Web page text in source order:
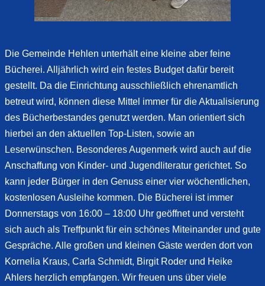
Die Gemeinde Hehlen unterhält eine kleine aber feine
Bücherei. Alljährlich wird ein festes Budget dafür bereit
gestellt. Da die Einrichtung ausschließlich ehrenamtlich
betreut wird, können diese Mittel immer für die Aktualisierung
des Bücherbestandes genutzt werden. Man orientiert sich
hierbei an den aktuellen Top-Listen, sowie an
Leserwünschen. Besonderes Augenmerk wird auch auf die
Anschaffung von Kinder- und Jugendliteratur gerichtet. So
kann jeder Bürger in den Genuss einer vier wöchentlichen,
kostenlosen Ausleihe kommen. Die Bücherei ist immer
Donnerstags von 16:00 – 18:00 Uhr geöffnet und versteht
sich auch als Treffpunkt für ein schönes Miteinander und gute
Gespräche. Alle großen und kleinen Gäste werden dort von
Kornelia Kraus, Carla Schmidt, Birgit Roder und Heike
Ahlers herzlich empfangen. Wir freuen uns über viele